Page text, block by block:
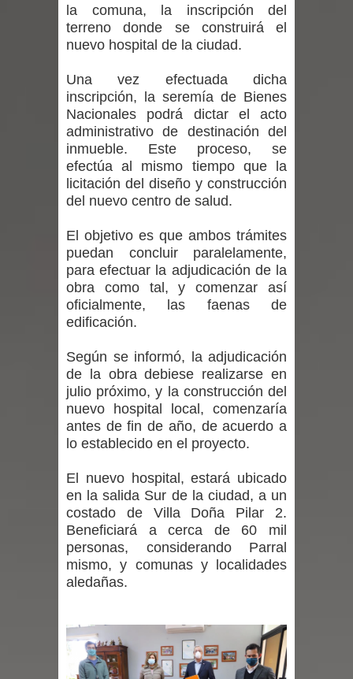
por las culturas japonesa y coreana
Renuncia del seremi Minvu en el
Maule golpea al Gobierno en medio de
denuncias por viviendas sociales en
Talca
Diputado Jorge Guzmán rechaza
en la alta cordillera del Maule por su
impacto ambiental
INDAP entregó $189 millones en
de la provincia de Linares
Municipalidad de Curicó apuesta a la
innovación en tecnología educativa
con nuevas pantallas interactivas del
Colegio El Boldo
Municipalidad de Curicó inició
proceso de vacunación escolar
las bajas temperaturas
GORE Maule figura tercero a nivel
la comuna, la inscripción del
terreno donde se construirá el
nuevo hospital de la ciudad.
Una vez efectuada dicha
inscripción, la seremía de Bienes
Nacionales podrá dictar el acto
administrativo de destinación del
inmueble. Este proceso, se
efectúa al mismo tiempo que la
licitación del diseño y construcción
del nuevo centro de salud.
El objetivo es que ambos trámites
puedan concluir paralelamente,
para efectuar la adjudicación de la
obra como tal, y comenzar así
oficialmente, las faenas de
edificación.
Según se informó, la adjudicación
de la obra debiese realizarse en
julio próximo, y la construcción del
nuevo hospital local, comenzaría
antes de fin de año, de acuerdo a
lo establecido en el proyecto.
El nuevo hospital, estará ubicado
en la salida Sur de la ciudad, a un
costado de Villa Doña Pilar 2.
Beneficiará a cerca de 60 mil
personas, considerando Parral
mismo, y comunas y localidades
aledañas.